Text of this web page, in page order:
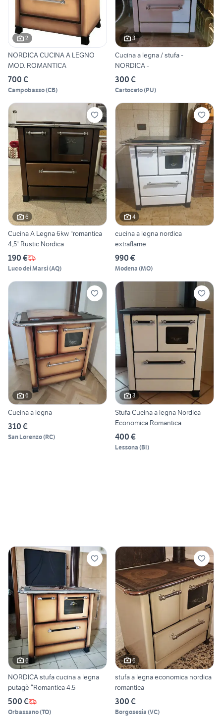
2
NORDICA CUCINA A LEGNO
MOD. ROMANTICA
700 €
Campobasso(CB)
3
Cucina a legna / stufa -
NORDICA -
300 €
Cartoceto(PU)
6
Cucina A Legna 6kw "romantica
4,5" Rustic Nordica
190 €
Luco dei Marsi(AQ)
4
cucina a legna nordica
extraflame
990 €
Modena (MO)
6
Cucina a legna
310 €
San Lorenzo(RC)
3
Stufa Cucina a legna Nordica
Economica Romantica
400 €
Lessona (BI)
6
NORDICA stufa cucina a legna
putagè “Romantica 4.5
500 €
Orbassano(TO)
6
stufa a legna economica nordica
romantica
300 €
Borgosesia (VC)